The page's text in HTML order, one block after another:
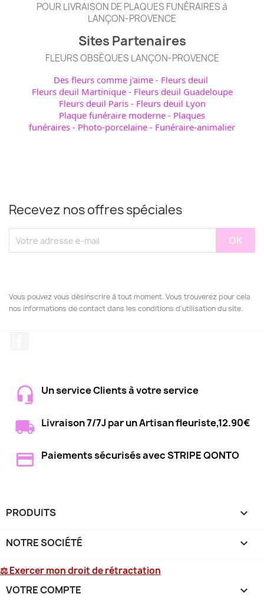
POUR LIVRAISON DE PLAQUES FUNÉRAIRES à
LANÇON-PROVENCE
Sites Partenaires
FLEURS OBSÈQUES LANÇON-PROVENCE
Des fleurs comme j'aime - Fleurs deuil
Fleurs deuil Martinique- Fleurs deuil Guadeloupe
Fleurs deuil Paris- Fleurs deuil Lyon
Plaque funéraire moderne - Plaques
funéraires - Photo-porcelaine - Funéraire-animalier
Recevez nos offres spéciales
Vous pouvez vous désinscrire à tout moment. Vous trouverez pour cela
nos informations de contact dans les conditions d'utilisation du site.
Un service Clients à votre service
Livraison 7/7J par un Artisan fleuriste,12.90€
Paiements sécurisés avec STRIPE QONTO
PRODUITS 
NOTRE SOCIÉTÉ 
⚖ Exercer mon droit de rétractation
VOTRE COMPTE 